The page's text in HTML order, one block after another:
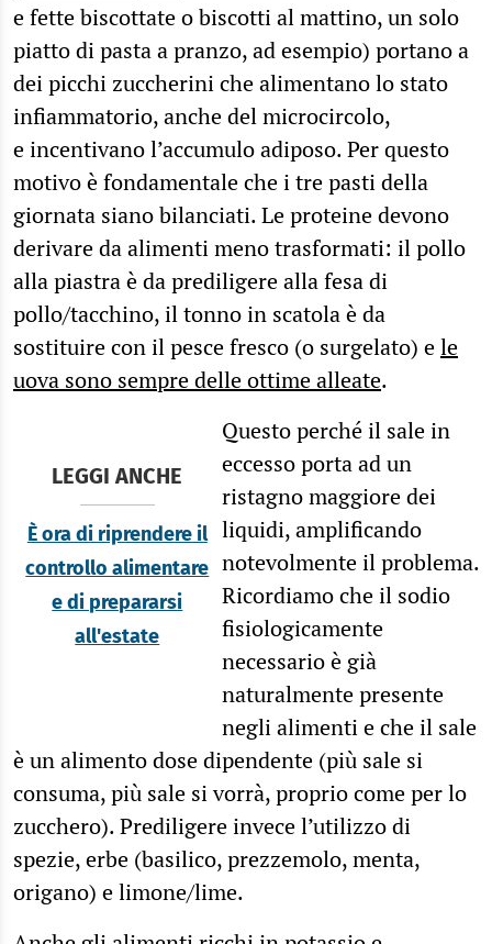
e fette biscottate o biscotti al mattino, un solo
piatto di pasta a pranzo, ad esempio) portano a
dei picchi zuccherini che alimentano lo stato
infiammatorio, anche del microcircolo,
e incentivano l’accumulo adiposo. Per questo
motivo è fondamentale che i tre pasti della
giornata siano bilanciati. Le proteine devono
derivare da alimenti meno trasformati: il pollo
alla piastra è da prediligere alla fesa di
pollo/tacchino, il tonno in scatola è da
sostituire con il pesce fresco (o surgelato) ele
uova sono sempre delle ottime alleate.
LEGGI ANCHE
È ora di riprendere il
controllo alimentare
e di prepararsi
all'estate
Questo perché il sale in
eccesso porta ad un
ristagno maggiore dei
liquidi, amplificando
notevolmente il problema.
Ricordiamo che il sodio
fisiologicamente
necessario è già
naturalmente presente
negli alimenti e che il sale
è un alimento dose dipendente (più sale si
consuma, più sale si vorrà, proprio come per lo
zucchero). Prediligere invece l’utilizzo di
spezie, erbe (basilico, prezzemolo, menta,
origano) e limone/lime.